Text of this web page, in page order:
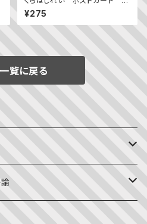
魚とダンス
¥275
覧に戻る